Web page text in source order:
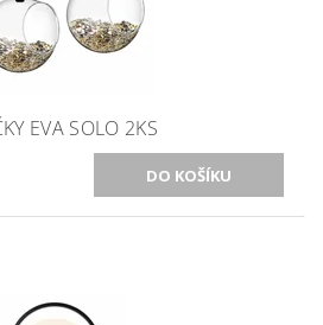
EVA SOLO 2KS